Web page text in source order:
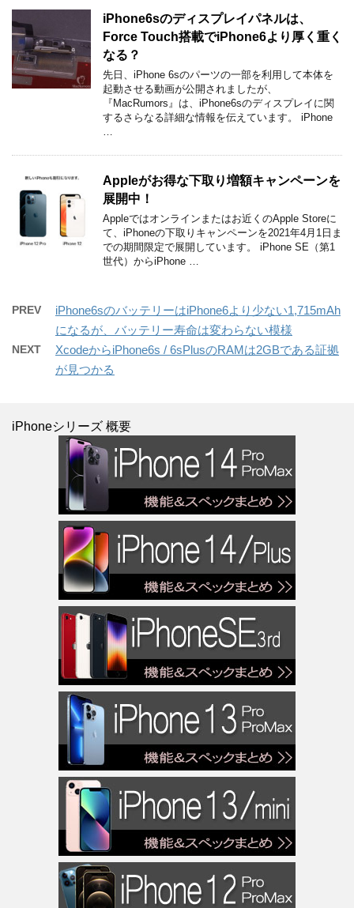
iPhone6sのディスプレイパネルは、
Force Touch搭載でiPhone6より厚く重く
なる？
先日、iPhone 6sのパーツの一部を利用して本体を
起動させる動画が公開されましたが、
『MacRumors』は、iPhone6sのディスプレイに関
するさらなる詳細な情報を伝えています。 iPhone
Appleがお得な下取り増額キャンペーンを
展開中！
Appleではオンラインまたはお近くのApple Storeに
て、iPhoneの下取りキャンペーンを2021年4月1日ま
での期間限定で展開しています。 iPhone SE（第1
世代）からiPhone …
PREV
iPhone6sのバッテリーはiPhone6より少ない1,715mAh
になるが、バッテリー寿命は変わらない模様
NEXT
XcodeからiPhone6s / 6sPlusのRAMは2GBである証拠
が見つかる
iPhoneシリーズ 概要